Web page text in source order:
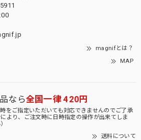
magnifとは？
MAP
なら全国一律 420円
をご指定いただいても対応できませんのでご了承
より、ご注文時に日時指定の操作が出来てしま
送料について